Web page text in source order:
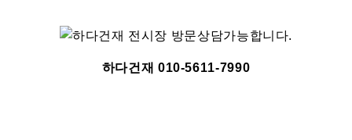
하다건재 010-5611-7990